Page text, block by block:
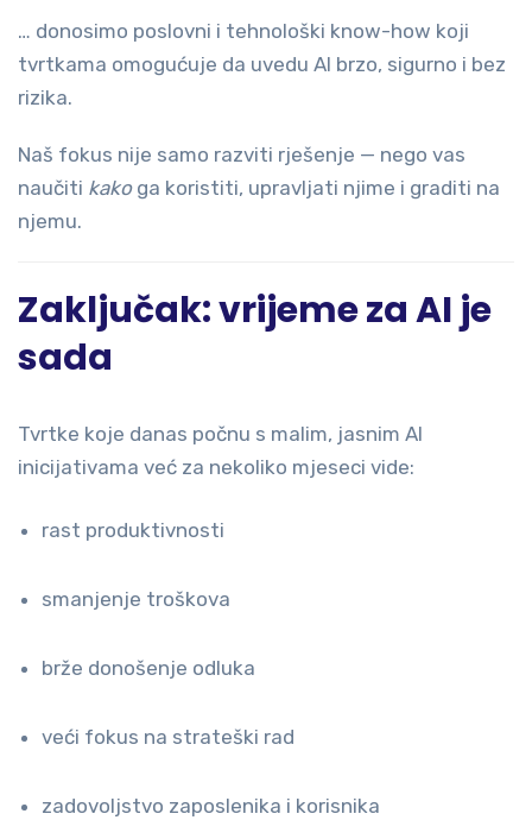
… donosimo poslovni i tehnološki know-how koji
tvrtkama omogućuje da uvedu AI brzo, sigurno i bez
rizika.
Naš fokus nije samo razviti rješenje — nego vas
naučiti kakoga koristiti, upravljati njime i graditi na
njemu.
Zaključak: vrijeme za AI je
sada
Tvrtke koje danas počnu s malim, jasnim AI
inicijativama već za nekoliko mjeseci vide:
rast produktivnosti
smanjenje troškova
brže donošenje odluka
veći fokus na strateški rad
zadovoljstvo zaposlenika i korisnika